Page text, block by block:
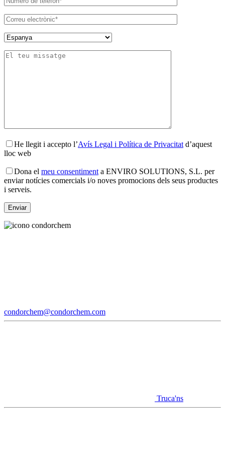
He llegit i accepto l’Avís Legal i Política de Privacitat d’aquest
lloc web
Dona el meu consentiment a ENVIRO SOLUTIONS, S.L. per
enviar notícies comercials i/o noves promocions dels seus productes
i serveis.
condorchem@condorchem.com
Truca'ns